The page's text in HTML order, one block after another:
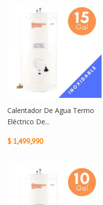
Calentador De Agua Termo
Eléctrico De...
$ 1,499,990